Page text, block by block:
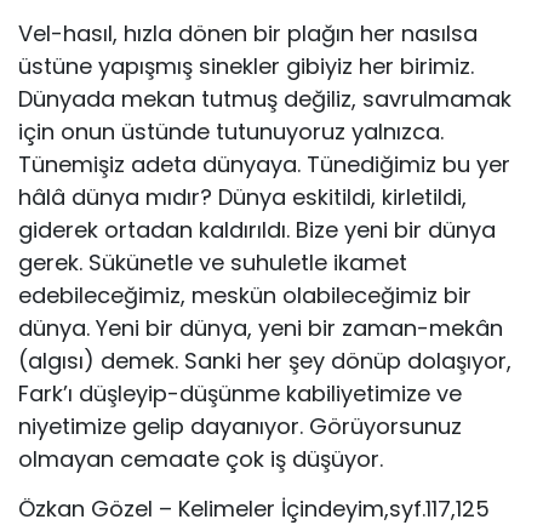
Vel-hasıl, hızla dönen bir plağın her nasılsa
üstüne yapışmış sinekler gibiyiz her birimiz.
Dünyada mekan tutmuş değiliz, savrulmamak
için onun üstünde tutunuyoruz yalnızca.
Tünemişiz adeta dünyaya. Tünediğimiz bu yer
hâlâ dünya mıdır? Dünya eskitildi, kirletildi,
giderek ortadan kaldırıldı. Bize yeni bir dünya
gerek. Sükünetle ve suhuletle ikamet
edebileceğimiz, meskün olabileceğimiz bir
dünya. Yeni bir dünya, yeni bir zaman-mekân
(algısı) demek. Sanki her şey dönüp dolaşıyor,
Fark’ı düşleyip-düşünme kabiliyetimize ve
niyetimize gelip dayanıyor. Görüyorsunuz
olmayan cemaate çok iş düşüyor.
Özkan Gözel – Kelimeler İçindeyim,syf.117,125